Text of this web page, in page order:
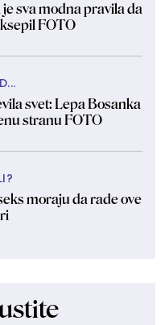
sva modna pravila da
FOTO
svet: Lepa Bosanka
stranu FOTO
moraju da rade ove